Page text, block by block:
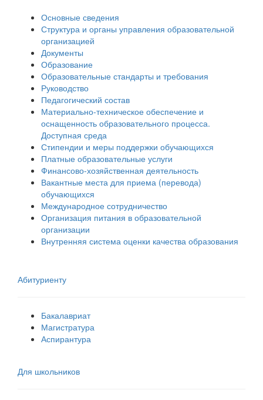
Основные сведения
Структура и органы управления образовательной
организацией
Документы
Образование
Образовательные стандарты и требования
Руководство
Педагогический состав
Материально-техническое обеспечение и
оснащенность образовательного процесса.
Доступная среда
Стипендии и меры поддержки обучающихся
Платные образовательные услуги
Финансово-хозяйственная деятельность
Вакантные места для приема (перевода)
обучающихся
Международное сотрудничество
Организация питания в образовательной
организации
Внутренняя система оценки качества образования
Абитуриенту
Бакалавриат
Магистратура
Аспирантура
Для школьников